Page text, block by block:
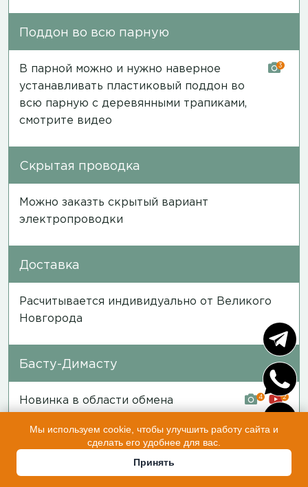
Поддон во всю парную
В парной можно и нужно наверное
устанавливать пластиковый поддон во
всю парную с деревянными трапиками,
смотрите видео
3
Скрытая проводка
Можно заказть скрытый вариант
электропроводки
Доставка
Расчитывается индивидуально от Великого
Новгорода
Басту-Димасту
Новинка в области обмена
Глушаковым ( мной ), смотрите
видео в готовой бане и в нашей
бане на производстве
4 2
Мы используем cookie, чтобы улучшить работу сайта и
сделать его удобнее для вас.
Принять